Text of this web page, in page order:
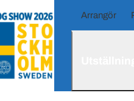
Arrangör